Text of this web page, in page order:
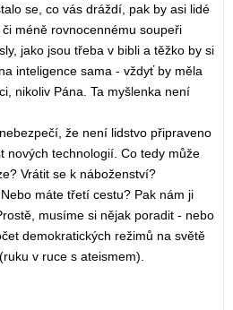
se, co vás dráždí, pak by asi lidé
méně rovnocennému soupeři
jako jsou třeba v bibli a těžko by si
inteligence sama - vždyť by měla
nikoliv Pána. Ta myšlenka není
že není lidstvo připraveno
nových technologií. Co tedy může
Vrátit se k náboženství?
máte třetí cestu? Pak nám ji
musíme si nějak poradit - nebo
demokratických režimů na světě
v ruce s ateismem).